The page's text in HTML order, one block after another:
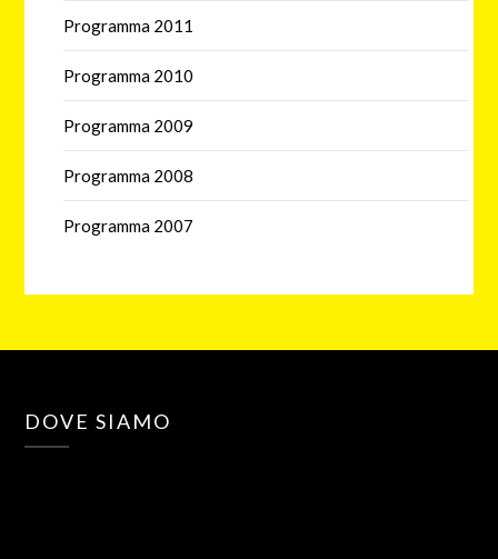
Programma 2011
Programma 2010
Programma 2009
Programma 2008
Programma 2007
DOVE SIAMO